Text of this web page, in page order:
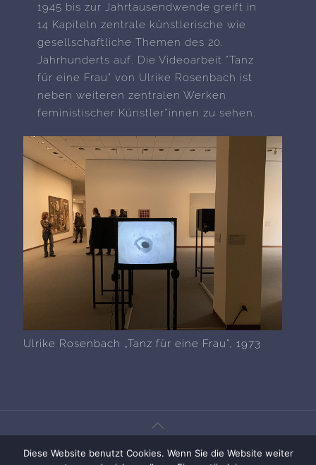
1945 bis zur Jahrtausendwende greift in
14 Kapiteln zentrale künstlerische wie
gesellschaftliche Themen des 20.
Jahrhunderts auf. Die Videoarbeit "Tanz
für eine Frau" von Ulrike Rosenbach ist
neben weiteren zentralen Werken
feministischer Künstler*innen zu sehen.
Ulrike Rosenbach „Tanz für eine Frau", 1973
Diese Website benutzt Cookies. Wenn Sie die Website weiter